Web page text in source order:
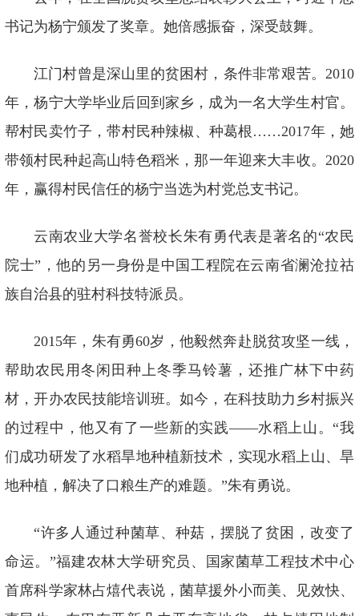
书记为杨宁颁发了奖章。她倍感振奋，深受鼓舞。
江门村曾是深山里的贫困村，条件非常艰苦。2010
年，杨宁大学毕业后回到家乡，成为一名大学生村官。
帮村民卖竹子，带村民种辣椒、种葛根……2017年，她
带领村民种起高山特色稻米，那一年迎来大丰收。2020
年，赢得村民信任的杨宁当选为村党总支书记。
云南农业大学名誉校长朱有勇代表是著名的“农民
院士”，他的另一身份是中国工程院在云南省澜沧拉祜
族自治县的驻村科技特派员。
2015年，朱有勇60岁，他毅然奔赴脱贫攻坚一线，
帮助农民用冬闲田种上冬季马铃薯，还推广林下中药
材，开办农民技能培训班。如今，在科技助力乡村振兴
的过程中，他又有了一些新的实践——水稻上山。“我
们成功研发了水稻旱地种植新技术，实现水稻上山、旱
地种植，解决了口粮生产的难题。”朱有勇说。
“许多人通过种菌草、种菇，摆脱了贫困，改变了
命运。”福建农林大学研究员、国家菌草工程技术中心
首席科学家林占熺代表说，菌草援外小而美、见效快、